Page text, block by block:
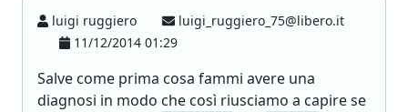
luigi ruggiero
luigi_ruggiero_75@libero.it
11/12/2014 01:29
Salve come prima cosa fammi avere una
diagnosi in modo che così riusciamo a capire se